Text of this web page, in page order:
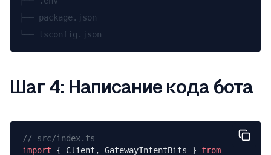
├── package.json
Шаг 4: Написание кода бота
// src/index.ts
import { Client, GatewayIntentBits } from